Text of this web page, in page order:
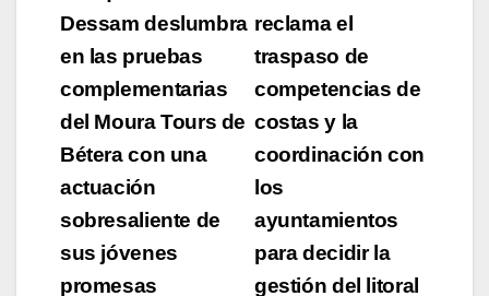
de
entradas
reclama el
traspaso de
competencias de
costas y la
coordinación con
los
ayuntamientos
para decidir la
gestión del litoral
Dessam deslumbra
en las pruebas
complementarias
del Moura Tours de
Bétera con una
actuación
sobresaliente de
sus jóvenes
promesas